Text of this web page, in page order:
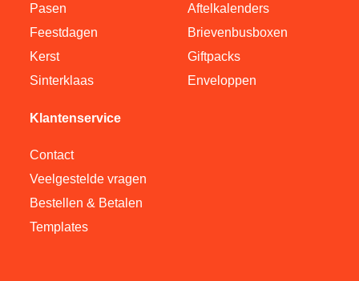
Pasen
Feestdagen
Kerst
Sinterklaas
Aftelkalenders
Brievenbusboxen
Giftpacks
Enveloppen
Klantenservice
Contact
Veelgestelde vragen
Bestellen & Betalen
Templates